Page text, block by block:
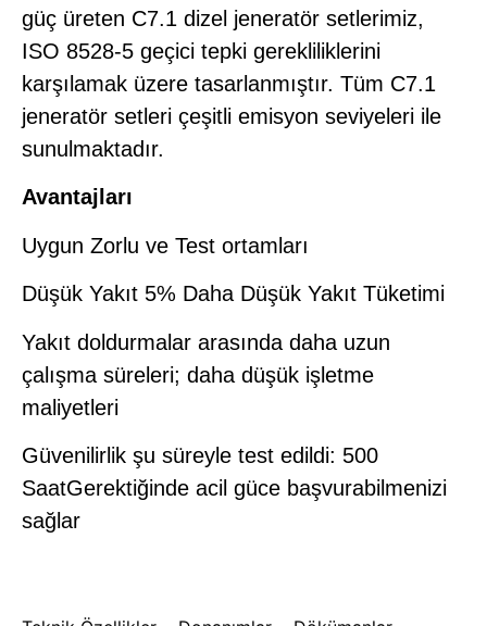
güç üreten C7.1 dizel jeneratör setlerimiz,
ISO 8528-5 geçici tepki gerekliliklerini
karşılamak üzere tasarlanmıştır. Tüm C7.1
jeneratör setleri çeşitli emisyon seviyeleri ile
sunulmaktadır.
Avantajları
Uygun Zorlu ve Test ortamları
Düşük Yakıt 5% Daha Düşük Yakıt Tüketimi
Yakıt doldurmalar arasında daha uzun
çalışma süreleri; daha düşük işletme
maliyetleri
Güvenilirlik şu süreyle test edildi: 500
SaatGerektiğinde acil güce başvurabilmenizi
sağlar